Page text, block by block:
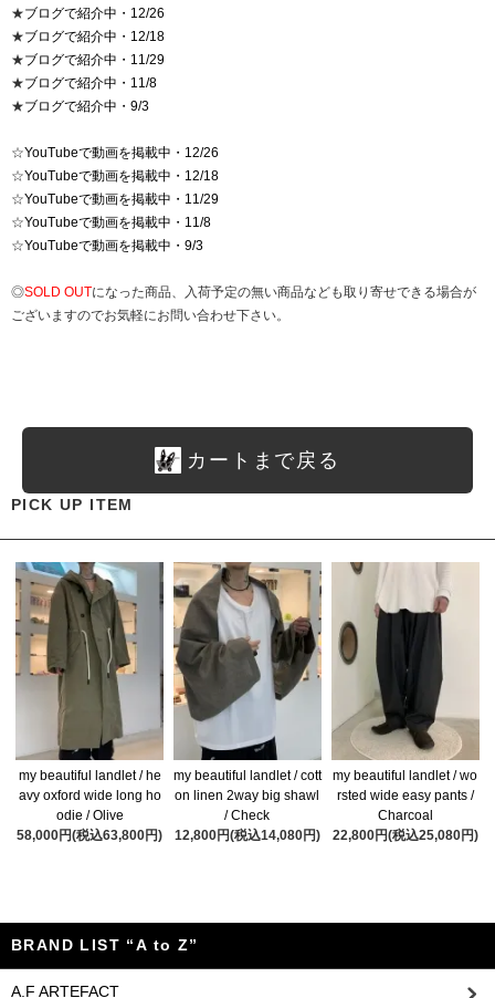
★ブログで紹介中・12/26
★ブログで紹介中・12/18
★ブログで紹介中・11/29
★ブログで紹介中・11/8
★ブログで紹介中・9/3
☆YouTubeで動画を掲載中・12/26
☆YouTubeで動画を掲載中・12/18
☆YouTubeで動画を掲載中・11/29
☆YouTubeで動画を掲載中・11/8
☆YouTubeで動画を掲載中・9/3
◎SOLD OUTになった商品、入荷予定の無い商品なども取り寄せできる場合が
ございますのでお気軽にお問い合わせ下さい。
カートまで戻る
PICK UP ITEM
my beautiful landlet / he
avy oxford wide long ho
odie / Olive
58,000円(税込63,800円)
my beautiful landlet / cott
on linen 2way big shawl
/ Check
12,800円(税込14,080円)
my beautiful landlet / wo
rsted wide easy pants /
Charcoal
22,800円(税込25,080円)
BRAND LIST “A to Z”
A.F ARTEFACT